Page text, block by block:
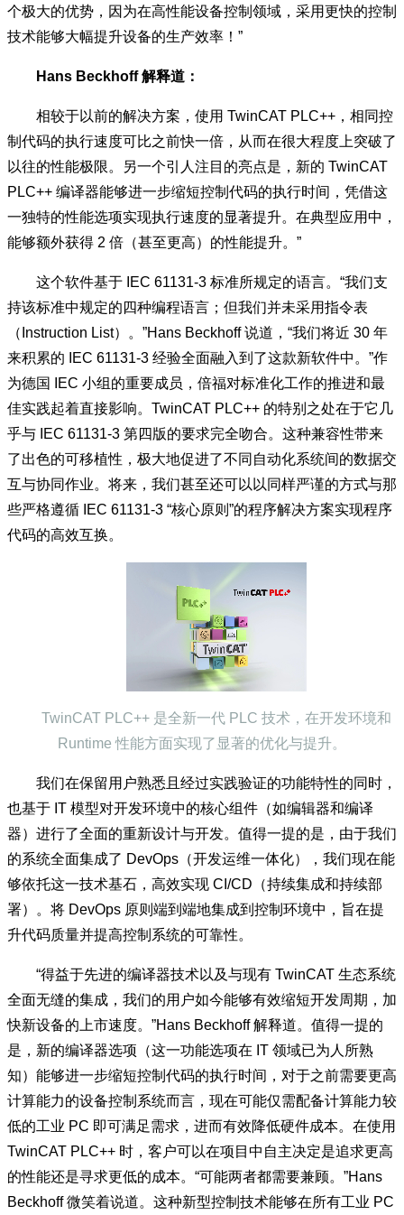
个极大的优势，因为在高性能设备控制领域，采用更快的控制
技术能够大幅提升设备的生产效率！”
Hans Beckhoff 解释道：
相较于以前的解决方案，使用 TwinCAT PLC++，相同控
制代码的执行速度可比之前快一倍，从而在很大程度上突破了
以往的性能极限。另一个引人注目的亮点是，新的 TwinCAT
PLC++ 编译器能够进一步缩短控制代码的执行时间，凭借这
一独特的性能选项实现执行速度的显著提升。在典型应用中，
能够额外获得 2 倍（甚至更高）的性能提升。”
这个软件基于 IEC 61131-3 标准所规定的语言。“我们支
持该标准中规定的四种编程语言；但我们并未采用指令表
（Instruction List）。”Hans Beckhoff 说道，“我们将近 30 年
来积累的 IEC 61131-3 经验全面融入到了这款新软件中。”作
为德国 IEC 小组的重要成员，倍福对标准化工作的推进和最
佳实践起着直接影响。TwinCAT PLC++ 的特别之处在于它几
乎与 IEC 61131-3 第四版的要求完全吻合。这种兼容性带来
了出色的可移植性，极大地促进了不同自动化系统间的数据交
互与协同作业。将来，我们甚至还可以以同样严谨的方式与那
些严格遵循 IEC 61131-3 “核心原则”的程序解决方案实现程序
代码的高效互换。
TwinCAT PLC++ 是全新一代 PLC 技术，在开发环境和
Runtime 性能方面实现了显著的优化与提升。
我们在保留用户熟悉且经过实践验证的功能特性的同时，
也基于 IT 模型对开发环境中的核心组件（如编辑器和编译
器）进行了全面的重新设计与开发。值得一提的是，由于我们
的系统全面集成了 DevOps（开发运维一体化），我们现在能
够依托这一技术基石，高效实现 CI/CD（持续集成和持续部
署）。将 DevOps 原则端到端地集成到控制环境中，旨在提
升代码质量并提高控制系统的可靠性。
“得益于先进的编译器技术以及与现有 TwinCAT 生态系统
全面无缝的集成，我们的用户如今能够有效缩短开发周期，加
快新设备的上市速度。”Hans Beckhoff 解释道。值得一提的
是，新的编译器选项（这一功能选项在 IT 领域已为人所熟
知）能够进一步缩短控制代码的执行时间，对于之前需要更高
计算能力的设备控制系统而言，现在可能仅需配备计算能力较
低的工业 PC 即可满足需求，进而有效降低硬件成本。在使用
TwinCAT PLC++ 时，客户可以在项目中自主决定是追求更高
的性能还是寻求更低的成本。“可能两者都需要兼顾。”Hans
Beckhoff 微笑着说道。这种新型控制技术能够在所有工业 PC